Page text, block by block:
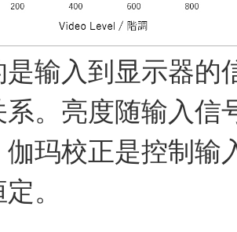
是输入到显示器的
系。亮度随输入信
伽玛校正是控制输
。